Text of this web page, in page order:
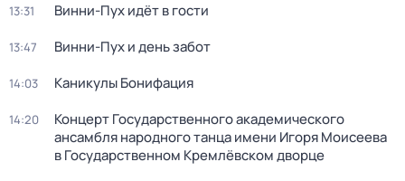
13:31 Винни-Пух идёт в гости
13:47 Винни-Пух и день забот
14:03 Каникулы Бонифация
14:20
Концерт Государственного академического
ансамбля народного танца имени Игоря Моисеева
в Государственном Кремлёвском дворце